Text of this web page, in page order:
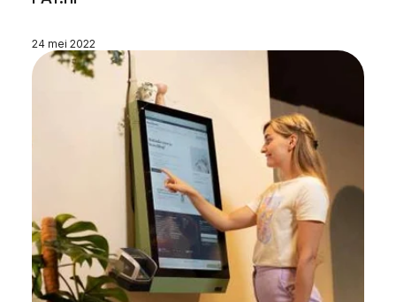
24 mei 2022